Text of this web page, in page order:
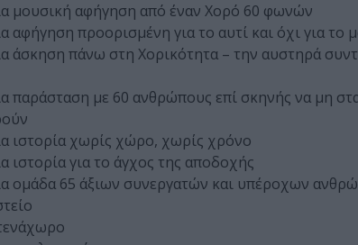
μουσική αφήγηση από έναν Χορό 60 φωνών
αφήγηση προορισμένη για το αυτί και όχι για το
άσκηση πάνω στη Χορικότητα – την αυστηρά
παράσταση με 60 ανθρώπους επί σκηνής να μη
ιστορία χωρίς χώρο, χωρίς χρόνο
ιστορία για το άγχος της αποδοχής
ομάδα 65 άξιων συνεργατών και υπέροχων